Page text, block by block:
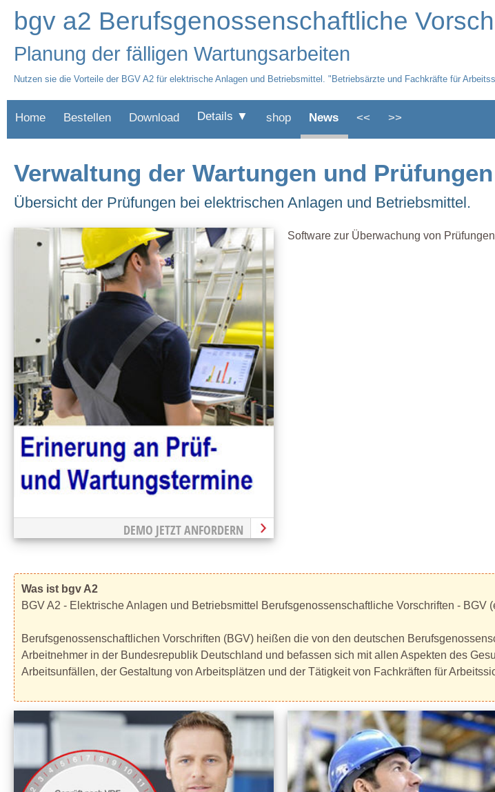
bgv a2 Berufsgenossenschaftliche
Planung der fälligen Wartungsarbeiten
Nutzen sie die Vorteile der BGV A2 für elektrische Anlagen und Betriebsmittel. "Betriebsärzte und Fachkräfte für
Home Bestellen Download Details ▼ shop News << >>
Verwaltung der Wartungen und Prüfungen
Übersicht der Prüfungen bei elektrischen Anlagen und Betriebsmittel.
DEMO JETZT ANFORDERN
Software zur Überwachung von
Was ist bgv A2
BGV A2 - Elektrische Anlagen und Betriebsmittel Berufsgenossenschaftliche Vorschriften - BGV
Berufsgenossenschaftlichen Vorschriften (BGV) heißen die von den deutschen
Arbeitnehmer in der Bundesrepublik Deutschland und befassen sich mit allen Aspekten des
Arbeitsunfällen, der Gestaltung von Arbeitsplätzen und der Tätigkeit von Fachkräften für